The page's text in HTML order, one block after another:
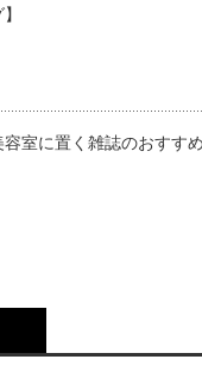
法則
見た目だけで半分以上
ては、エビデンスも
者アルバート・メラビ
×スラックス
にかく暖かいこと。
の素材のものと比較
容室に置く雑誌のおすす